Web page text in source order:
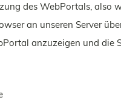
des WebPortals, also
an unseren Server
anzuzeigen und die